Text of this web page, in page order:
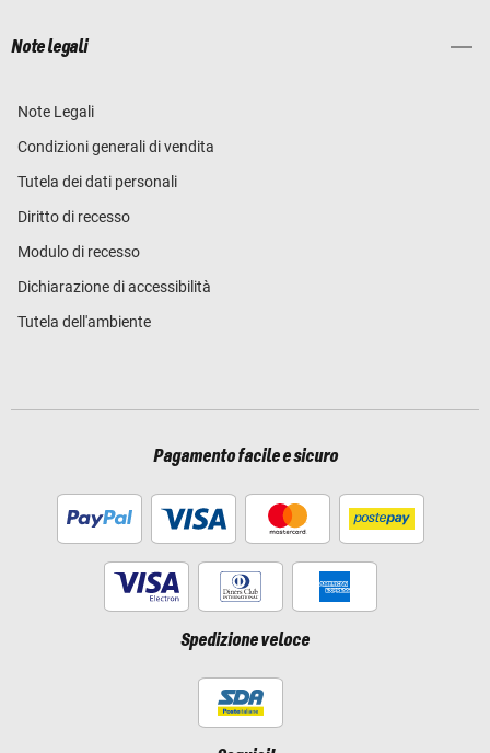
Note legali
Note Legali
Condizioni generali di vendita
Tutela dei dati personali
Diritto di recesso
Modulo di recesso
Dichiarazione di accessibilità
Tutela dell'ambiente
Pagamento facile e sicuro
Spedizione veloce